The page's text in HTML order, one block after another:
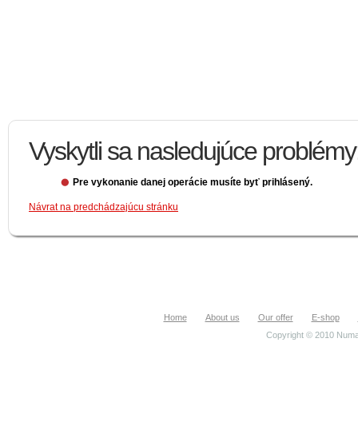
Vyskytli sa nasledujúce
Pre vykonanie danej operácie musíte byť prihlásený.
Návrat na predchádzajúcu stránku
Home About us Our offer E-shop
Copyright © 2010